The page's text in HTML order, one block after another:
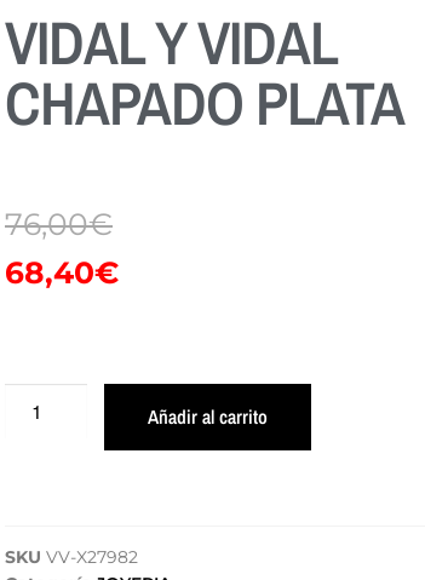
VIDAL Y VIDAL
CHAPADO PLATA
76,00€
68,40€
Añadir al carrito
SKU VV-X27982